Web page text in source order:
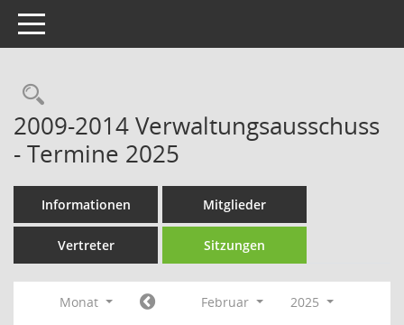
Toggle navigation
Rechercheauswahl
2009-2014 Verwaltungsausschuss
- Termine 2025
Informationen Mitglieder
Vertreter Sitzungen
Monat Februar
2025